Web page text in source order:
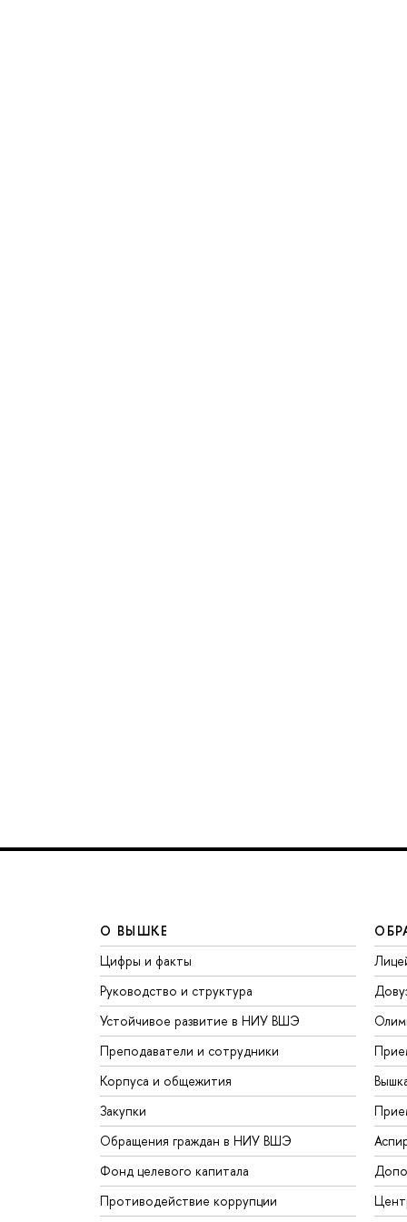
О ВЫШКЕ
Цифры и факты
Руководство и структура
Устойчивое развитие в НИУ ВШЭ
Преподаватели и сотрудники
Корпуса и общежития
Закупки
Обращения граждан в НИУ ВШЭ
Фонд целевого капитала
Противодействие коррупции